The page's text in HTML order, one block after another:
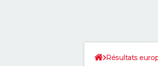
Résultats